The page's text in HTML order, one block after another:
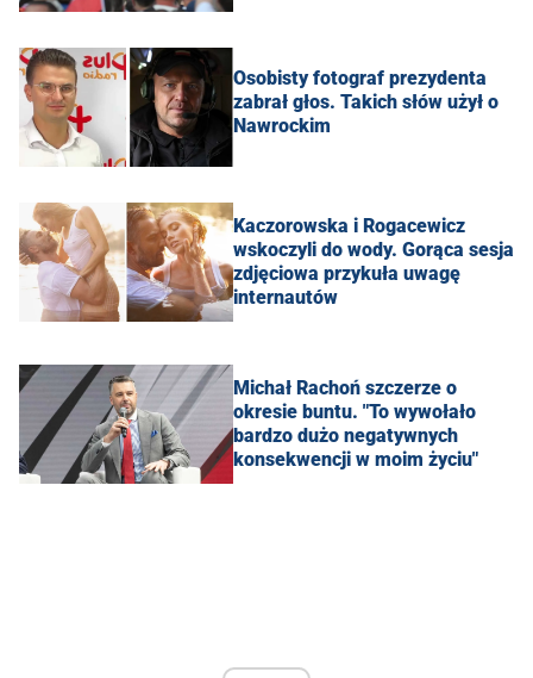
Osobisty fotograf prezydenta
zabrał głos. Takich słów użył o
Nawrockim
Kaczorowska i Rogacewicz
wskoczyli do wody. Gorąca sesja
zdjęciowa przykuła uwagę
internautów
Michał Rachoń szczerze o
okresie buntu. "To wywołało
bardzo dużo negatywnych
konsekwencji w moim życiu"